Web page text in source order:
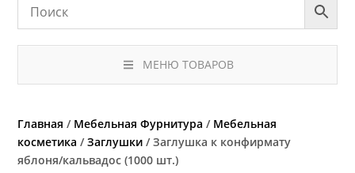
МЕНЮ ТОВАРОВ
Главная / Мебельная Фурнитура / Мебельная
косметика /Заглушки / Заглушка к конфирмату
яблоня/кальвадос (1000 шт.)